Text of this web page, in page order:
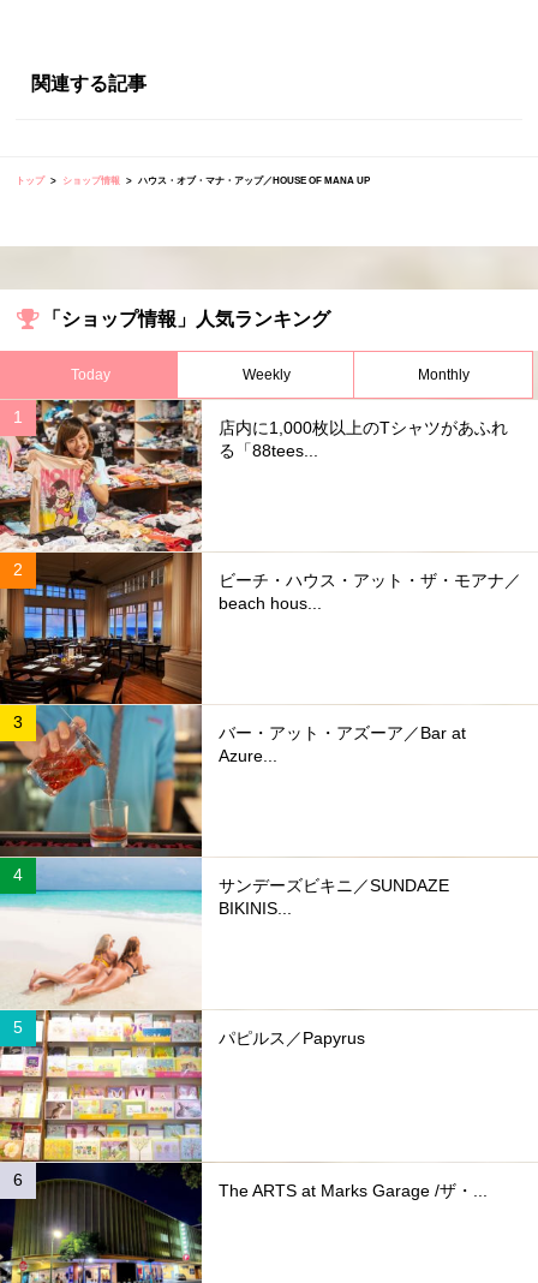
関連する記事
トップ ショップ情報 ハウス・オブ・マナ・アップ／HOUSE OF MANA UP
「ショップ情報」人気ランキング
Today Weekly Monthly
店内に1,000枚以上のTシャツがあふれ
る「88tees...
ビーチ・ハウス・アット・ザ・モアナ／
beach hous...
バー・アット・アズーア／Bar at
Azure...
サンデーズビキニ／SUNDAZE
BIKINIS...
パピルス／Papyrus
The ARTS at Marks Garage /ザ・...